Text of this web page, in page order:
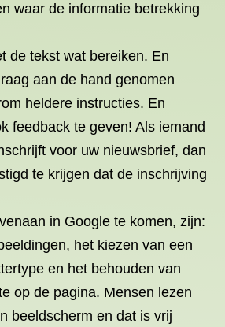
waar de informatie betrekking
de tekst wat bereiken. En
aan de hand genomen
heldere instructies. En
feedback te geven! Als iemand
voor uw nieuwsbrief, dan
te krijgen dat de inschrijving
in Google te komen, zijn:
het kiezen van een
en het behouden van
op de pagina. Mensen lezen
beeldscherm en dat is vrij